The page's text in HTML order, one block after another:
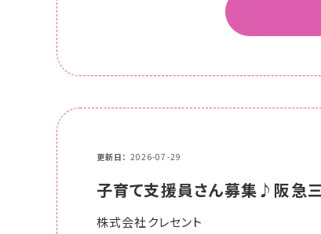
更新日 2026-07-29
子育て支援員さん募集♪阪急
株式会社クレセント